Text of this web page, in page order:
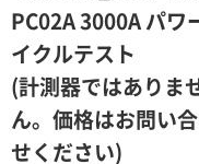
7ヶ月
8ヶ月
9ヶ月
10ヶ月
PC02A 3000A パワ
イクルテスト
(計測器ではありま
ん。価格はお問い
せください)